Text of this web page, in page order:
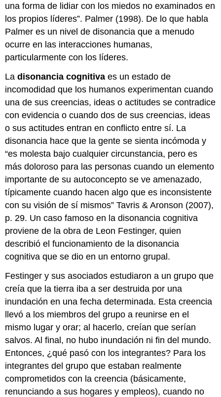
una forma de lidiar con los miedos no examinados en
los propios líderes”. Palmer (1998). De lo que habla
Palmer es un nivel de disonancia que a menudo
ocurre en las interacciones humanas,
particularmente con los líderes.
Ladisonancia cognitiva es un estado de
incomodidad que los humanos experimentan cuando
una de sus creencias, ideas o actitudes se contradice
con evidencia o cuando dos de sus creencias, ideas
o sus actitudes entran en conflicto entre sí. La
disonancia hace que la gente se sienta incómoda y
“es molesta bajo cualquier circunstancia, pero es
más doloroso para las personas cuando un elemento
importante de su autoconcepto se ve amenazado,
típicamente cuando hacen algo que es inconsistente
con su visión de sí mismos” Tavris & Aronson (2007),
p. 29. Un caso famoso en la disonancia cognitiva
proviene de la obra de Leon Festinger, quien
describió el funcionamiento de la disonancia
cognitiva que se dio en un entorno grupal.
Festinger y sus asociados estudiaron a un grupo que
creía que la tierra iba a ser destruida por una
inundación en una fecha determinada. Esta creencia
llevó a los miembros del grupo a reunirse en el
mismo lugar y orar; al hacerlo, creían que serían
salvos. Al final, no hubo inundación ni fin del mundo.
Entonces, ¿qué pasó con los integrantes? Para los
integrantes del grupo que estaban realmente
comprometidos con la creencia (básicamente,
renunciando a sus hogares y empleos), cuando no